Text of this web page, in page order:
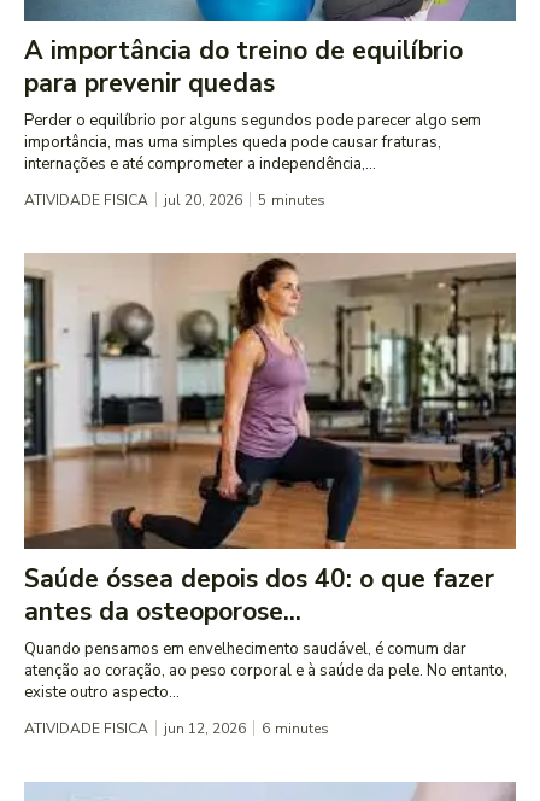
A importância do treino de equilíbrio
para prevenir quedas
Perder o equilíbrio por alguns segundos pode parecer algo sem
importância, mas uma simples queda pode causar fraturas,
internações e até comprometer a independência,...
ATIVIDADE FISICA jul 20, 2026 5 minutes
Saúde óssea depois dos 40: o que fazer
antes da osteoporose...
Quando pensamos em envelhecimento saudável, é comum dar
atenção ao coração, ao peso corporal e à saúde da pele. No entanto,
existe outro aspecto...
ATIVIDADE FISICA jun 12, 2026 6 minutes